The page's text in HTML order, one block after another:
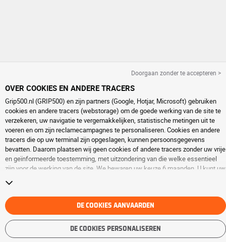
Doorgaan zonder te accepteren >
OVER COOKIES EN ANDERE TRACERS
Grip500.nl (GRIP500) en zijn partners (Google, Hotjar, Microsoft) gebruiken
cookies en andere tracers (webstorage) om de goede werking van de site te
verzekeren, uw navigatie te vergemakkelijken, statistische metingen uit te
voeren en om zijn reclamecampagnes te personaliseren. Cookies en andere
tracers die op uw terminal zijn opgeslagen, kunnen persoonsgegevens
bevatten. Daarom plaatsen wij geen cookies of andere tracers zonder uw vrije
en geïnformeerde toestemming, met uitzondering van die welke essentieel
zijn voor de werking van de site. We bewaren uw keuze 6 maanden. U kunt uw
andere tracers
deponeren van cookies of andere tracers te aanvaarden. Weigering verhindert
de toegang tot diensten niet GRIP500. Voor meer informatie,
cookies en andere tracerspagina.
DE COOKIES AANVAARDEN
DE COOKIES PERSONALISEREN